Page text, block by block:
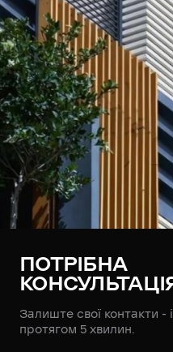
ПОТРІБНА
Залиште свої контакти -
протягом 5 хвилин.